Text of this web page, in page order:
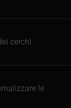
cerchi
le